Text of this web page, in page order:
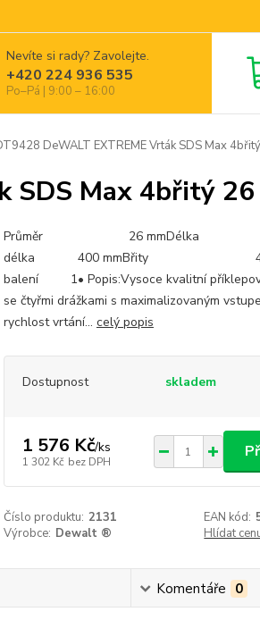
Nevíte si rady? Zavolejte.
+420 224 936 535
Po–Pá | 9:00 – 16:00
DeWALT EXTREME Vrták SDS Max
SDS Max 4břitý
Průměr 26 mmDélka 520
délka 400 mmBřity
balení 1• Popis:Vysoce kvalitní
se čtyřmi drážkami s maximalizovaným
rychlost vrtání... celý popis
Dostupnost skladem
1 576 Kč/ks
1 302 Kč bez DPH
Číslo produktu: 2131 EAN kód:
Výrobce: Dewalt ® Hlídat
Komentáře 0